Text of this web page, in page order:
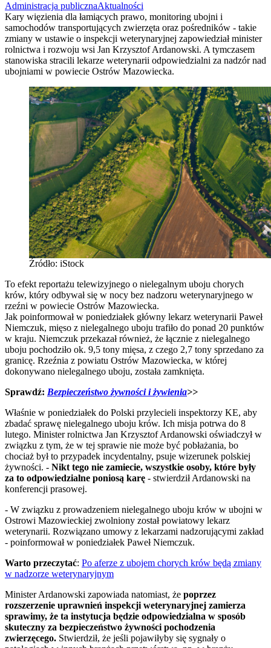
Administracja publicznaAktualności
Kary więzienia dla łamiących prawo, monitoring ubojni i
samochodów transportujących zwierzęta oraz pośredników - takie
zmiany w ustawie o inspekcji weterynaryjnej zapowiedział minister
rolnictwa i rozwoju wsi Jan Krzysztof Ardanowski. A tymczasem
stanowiska stracili lekarze weterynarii odpowiedzialni za nadzór nad
ubojniami w powiecie Ostrów Mazowiecka.
Źródło: iStock
To efekt reportażu telewizyjnego o nielegalnym uboju chorych
krów, który odbywał się w nocy bez nadzoru weterynaryjnego w
rzeźni w powiecie Ostrów Mazowiecka.
Jak poinformował w poniedziałek główny lekarz weterynarii Paweł
Niemczuk, mięso z nielegalnego uboju trafiło do ponad 20 punktów
w kraju. Niemczuk przekazał również, że łącznie z nielegalnego
uboju pochodziło ok. 9,5 tony mięsa, z czego 2,7 tony sprzedano za
granicę. Rzeźnia z powiatu Ostrów Mazowiecka, w której
dokonywano nielegalnego uboju, została zamknięta.
Sprawdź: Bezpieczeństwo żywności i żywienia>>
Właśnie w poniedziałek do Polski przylecieli inspektorzy KE, aby
zbadać sprawę nielegalnego uboju krów. Ich misja potrwa do 8
lutego. Minister rolnictwa Jan Krzysztof Ardanowski oświadczył w
związku z tym, że w tej sprawie nie może być pobłażania, bo
chociaż był to przypadek incydentalny, psuje wizerunek polskiej
żywności. - Nikt tego nie zamiecie, wszystkie osoby, które były
za to odpowiedzialne poniosą karę - stwierdził Ardanowski na
konferencji prasowej.
- W związku z prowadzeniem nielegalnego uboju krów w ubojni w
Ostrowi Mazowieckiej zwolniony został powiatowy lekarz
weterynarii. Rozwiązano umowy z lekarzami nadzorującymi zakład
- poinformował w poniedziałek Paweł Niemczuk.
Warto przeczytać: Po aferze z ubojem chorych krów będą zmiany
w nadzorze weterynaryjnym
Minister Ardanowski zapowiada natomiast, że poprzez
rozszerzenie uprawnień inspekcji weterynaryjnej zamierza
sprawimy, że ta instytucja będzie odpowiedzialna w sposób
skuteczny za bezpieczeństwo żywności pochodzenia
zwierzęcego. Stwierdził, że jeśli pojawiłyby się sygnały o